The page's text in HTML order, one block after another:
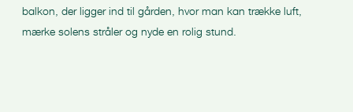
balkon, der ligger ind til gården, hvor man kan trække luft,
mærke solens stråler og nyde en rolig stund.